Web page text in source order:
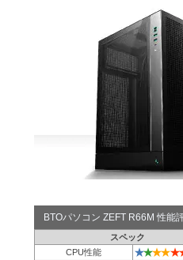
BTOパソコン ZEFT R66M 性能
スペック
CPU性能
★★★★★